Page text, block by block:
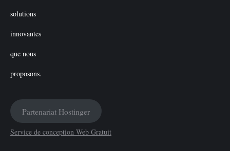
Partenariat Hostinger
Service de conception Web Gratuit